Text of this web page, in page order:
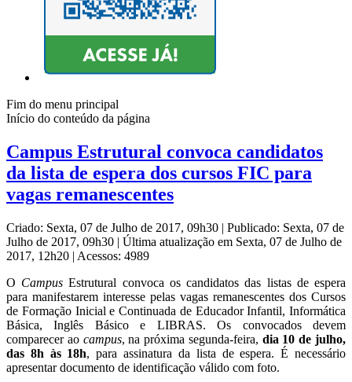
Fim do menu principal
Início do conteúdo da página
Campus Estrutural convoca candidatos
da lista de espera dos cursos FIC para
vagas remanescentes
Criado: Sexta, 07 de Julho de 2017, 09h30 | Publicado: Sexta, 07 de
Julho de 2017, 09h30 | Última atualização em Sexta, 07 de Julho de
2017, 12h20 | Acessos: 4989
O Campus Estrutural convoca os candidatos das listas de espera
para manifestarem interesse pelas vagas remanescentes dos Cursos
de Formação Inicial e Continuada de Educador Infantil, Informática
Básica, Inglês Básico e LIBRAS. Os convocados devem
comparecer ao campus, na próxima segunda-feira, dia 10 de julho,
das 8h às 18h, para assinatura da lista de espera. É necessário
apresentar documento de identificação válido com foto.